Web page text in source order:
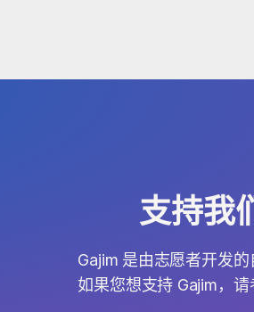
支持我
Gajim 是由志愿者开发的
如果您想支持 Gajim，请